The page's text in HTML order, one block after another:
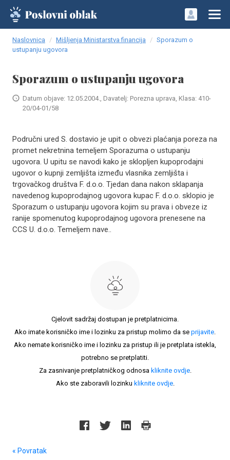
Naslovnica Mišljenja Ministarstva financija
Sporazum o
ustupanju ugovora
Sporazum o ustupanju ugovora
Datum objave: 12.05.2004., Davatelj: Porezna uprava, Klasa: 410-
20/04-01/58
Područni ured S. dostavio je upit o obvezi plaćanja poreza na
promet nekretnina temeljem Sporazuma o ustupanju
ugovora. U upitu se navodi kako je sklopljen kupoprodajni
ugovor o kupnji zemljišta između vlasnika zemljišta i
trgovačkog društva F. d.o.o. Tjedan dana nakon sklapanja
navedenog kupoprodajnog ugovora kupac F. d.o.o. sklopio je
Sporazum o ustupanju ugovora kojim su prava i obveze iz
ranije spomenutog kupoprodajnog ugovora prenesene na
CCS U. d.o.o. Temeljem nave..
Cjelovit sadržaj dostupan je pretplatnicima.
Ako imate korisničko ime i lozinku za pristup molimo da se prijavite.
Ako nemate korisničko ime i lozinku za pristup ili je pretplata istekla,
potrebno se pretplatiti.
Za zasnivanje pretplatničkog odnosa kliknite ovdje.
Ako ste zaboravili lozinku kliknite ovdje.
« Povratak